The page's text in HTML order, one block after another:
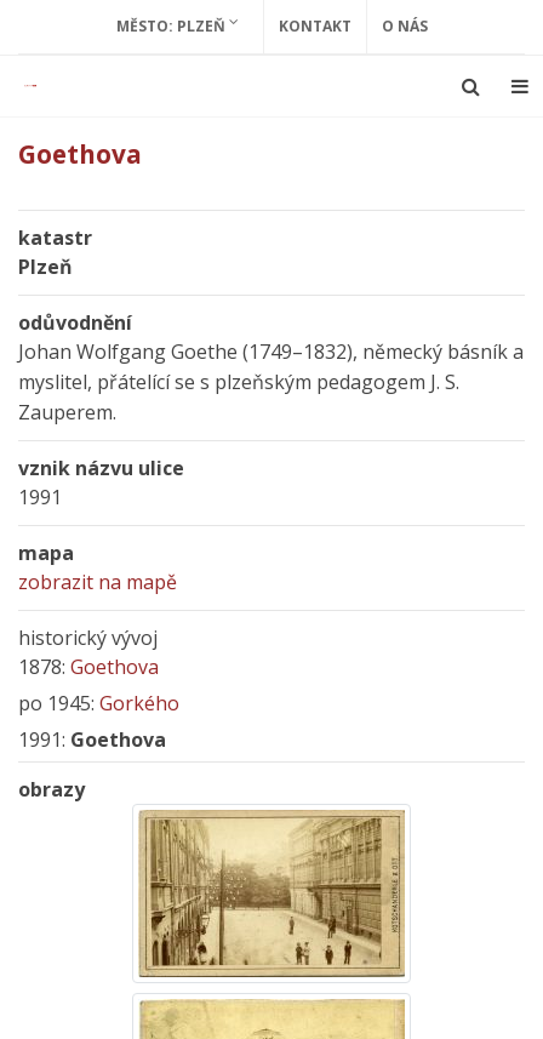
MĚSTO: PLZEŇ KONTAKT O NÁS
Goethova
katastr
Plzeň
odůvodnění
Johan Wolfgang Goethe (1749–1832), německý básník a
myslitel, přátelící se s plzeňským pedagogem J. S.
Zauperem.
vznik názvu ulice
1991
mapa
zobrazit na mapě
historický vývoj
1878: Goethova
po 1945: Gorkého
1991: Goethova
obrazy